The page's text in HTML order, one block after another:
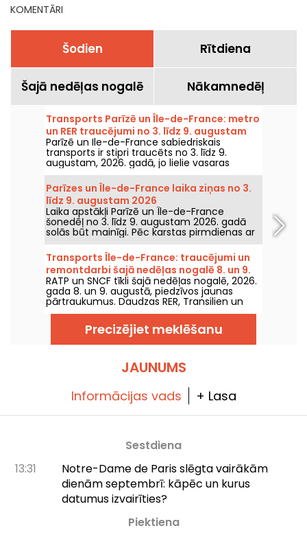
KOMENTĀRI
Šodien Rītdiena
Šajā nedēļas nogalē Nākamnedēļ
Transports Parīzē un Île-de-France: metro
un RER traucējumi no 3. līdz 9. augustam
2026
Parīzē un Ile-de-France sabiedriskais
transports ir stipri traucēts no 3. līdz 9.
augustam, 2026. gadā, jo lielie vasaras
remontdarbi smagi ietekmē dažas līnijas,
saskaņā ar RATP un SNCF.
Parīzes un Île-de-France laika ziņas no 3.
līdz 9. augustam 2026
Laika apstākļi Parīzē un Île-de-France
šonedēļ no 3. līdz 9. augustam 2026. gadā
solās būt mainīgi. Pēc karstas pirmdienas ar
risku pērkona negaisu temperatūra
pakāpeniski pazemināsies, pirms nedēļas
nogalē atgriezīsies siltāks un saulaināks laiks.
Transports Île-de-France: traucējumi un
remontdarbi šajā nedēļas nogalē 8. un 9.
augustā 2026.
RATP un SNCF tīkli šajā nedēļas nogalē, 2026.
gada 8. un 9. augustā, piedzīvos jaunas
pārtraukumus. Daudzas RER, Transilien un
metro līnijas būs skartas remontdarbu dēļ un
ar traucējumiem — mēs jums pastāstīsim
visu, lai palīdzētu jums laikus plānot
pārvietošanos.
Precizējiet meklēšanu
JAUNUMS
Informācijas vads + Lasa
Sestdiena
13:31
Notre-Dame de Paris slēgta vairākām
dienām septembrī: kāpēc un kurus
datumus izvairīties?
Piektiena